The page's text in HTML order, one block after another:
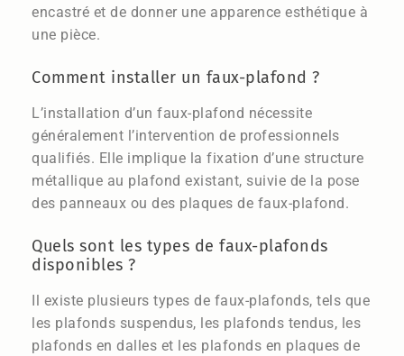
encastré et de donner une apparence esthétique à
une pièce.
Comment installer un faux-plafond ?
L’installation d’un faux-plafond nécessite
généralement l’intervention de professionnels
qualifiés. Elle implique la fixation d’une structure
métallique au plafond existant, suivie de la pose
des panneaux ou des plaques de faux-plafond.
Quels sont les types de faux-plafonds
disponibles ?
Il existe plusieurs types de faux-plafonds, tels que
les plafonds suspendus, les plafonds tendus, les
plafonds en dalles et les plafonds en plaques de